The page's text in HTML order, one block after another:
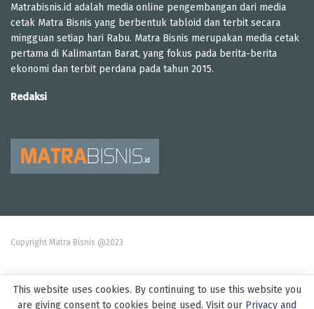
Matrabisnis.id adalah media online pengembangan dari media
cetak Matra Bisnis yang berbentuk tabloid dan terbit secara
mingguan setiap hari Rabu. Matra Bisnis merupakan media cetak
pertama di Kalimantan Barat, yang fokus pada berita-berita
ekonomi dan terbit perdana pada tahun 2015.
Redaksi
Copyright Matra Bisnis @2023
This website uses cookies. By continuing to use this website you
are giving consent to cookies being used. Visit our Privacy and